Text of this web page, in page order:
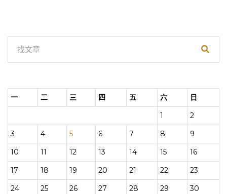
一 二 三 四 五 六
日
1
2
3
4 5 6 7 8
9
10
11 12 13 14 15
16
17
18 19 20 21 22
23
24
25 26 27 28 29
30